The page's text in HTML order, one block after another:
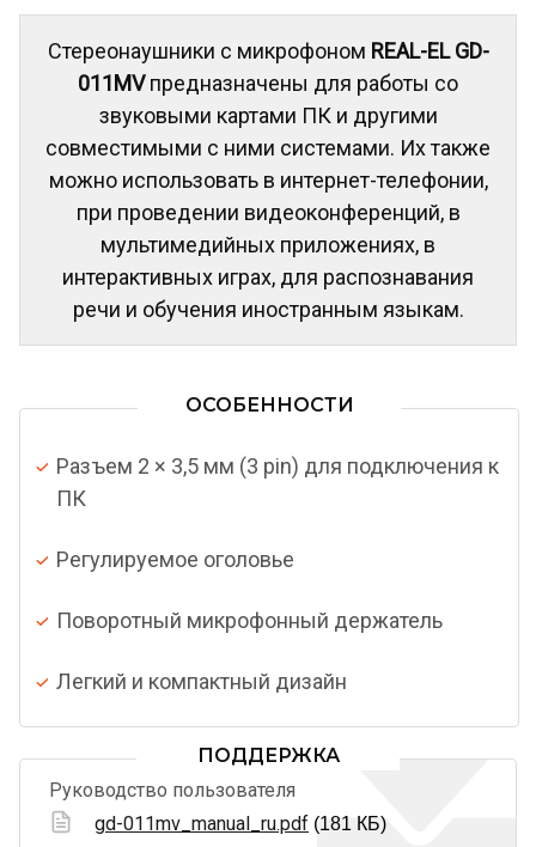
Стереонаушники с микрофоном REAL-EL GD-
011MVпредназначены для работы со
звуковыми картами ПК и другими
совместимыми с ними системами. Их также
можно использовать в интернет-телефонии,
при проведении видеоконференций, в
мультимедийных приложениях, в
интерактивных играх, для распознавания
речи и обучения иностранным языкам.
ОСОБЕННОСТИ
Разъем 2 × 3,5 мм (3 pin) для подключения к
ПК
Регулируемое оголовье
Поворотный микрофонный держатель
Легкий и компактный дизайн
ПОДДЕРЖКА
Руководство пользователя
gd-011mv_manual_ru.pdf (181 КБ)